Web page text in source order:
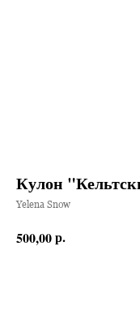
Кулон
Yelena Snow
500,00р.